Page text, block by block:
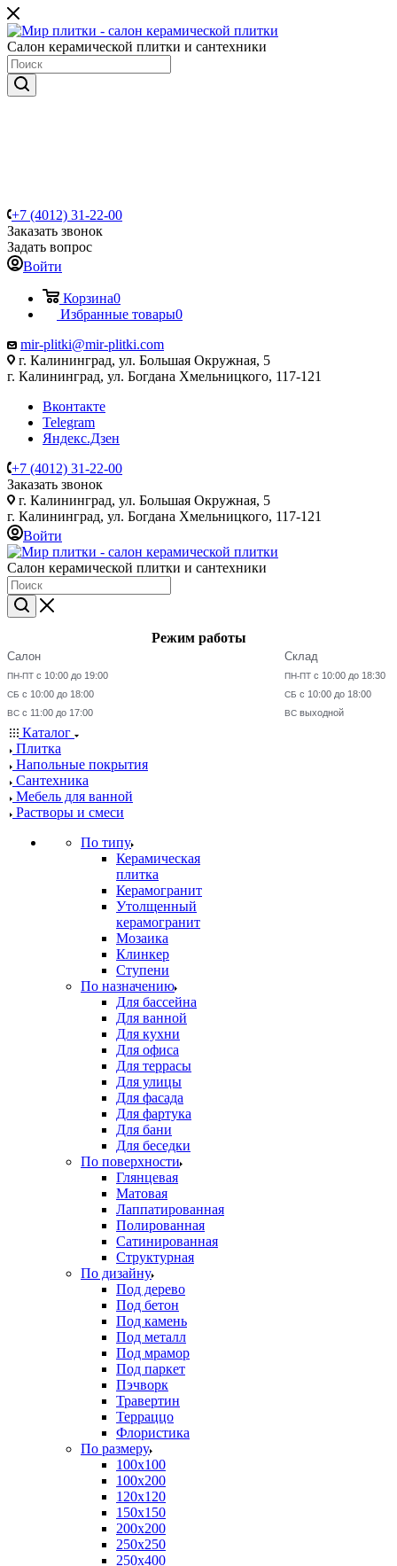
Салон керамической плитки и сантехники
+7 (4012) 31-22-00
Заказать звонок
Задать вопрос
Войти
Корзина0
Избранные товары0
mir-plitki@mir-plitki.com
г. Калининград, ул. Большая Окружная, 5
г. Калининград, ул. Богдана Хмельницкого, 117-121
Вконтакте
Telegram
Яндекс.Дзен
+7 (4012) 31-22-00
Заказать звонок
г. Калининград, ул. Большая Окружная, 5
г. Калининград, ул. Богдана Хмельницкого, 117-121
Войти
Салон керамической плитки и сантехники
Режим работы
Салон
ПН-ПТ с 10:00 до 19:00
СБ с 10:00 до 18:00
ВС с 11:00 до 17:00
Склад
ПН-ПТ с 10:00 до 18:30
СБ с 10:00 до 18:00
ВС выходной
Каталог
Плитка
Напольные покрытия
Сантехника
Мебель для ванной
Растворы и смеси
По типу
Керамическая
плитка
Керамогранит
Утолщенный
керамогранит
Мозаика
Клинкер
Ступени
По назначению
Для бассейна
Для ванной
Для кухни
Для офиса
Для террасы
Для улицы
Для фасада
Для фартука
Для бани
Для беседки
По поверхности
Глянцевая
Матовая
Лаппатированная
Полированная
Сатинированная
Структурная
По дизайну
Под дерево
Под бетон
Под камень
Под металл
Под мрамор
Под паркет
Пэчворк
Травертин
Терраццо
Флористика
По размеру
100х100
100х200
120х120
150х150
200х200
250х250
250х400